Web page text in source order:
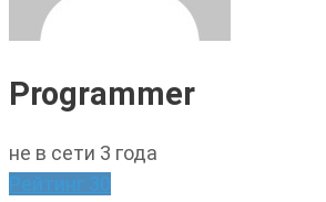
Programmer
не в сети 3 года
Рейтинг 30